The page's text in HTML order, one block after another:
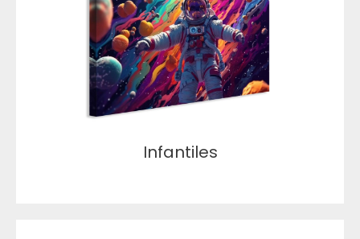
Infantiles